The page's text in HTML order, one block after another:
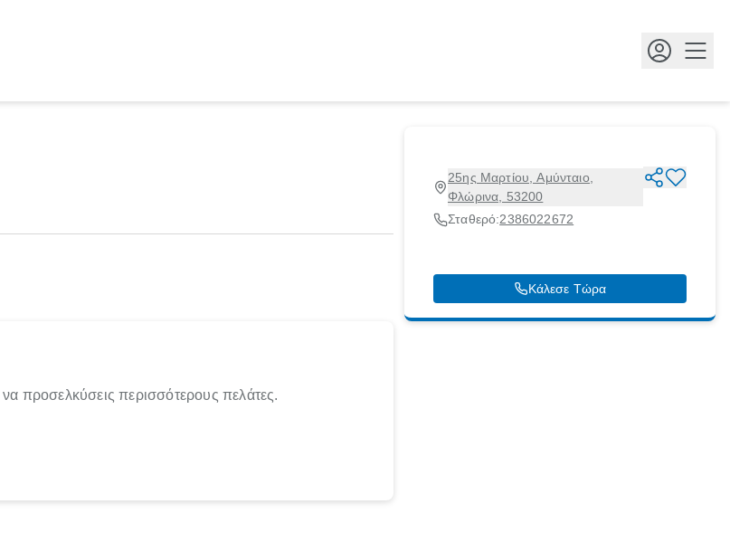
25ης Μαρτίου, Αμύνταιο,
Φλώρινα, 53200
Σταθερό:2386022672
Κάλεσε Τώρα
προσελκύσεις περισσότερους πελάτες.